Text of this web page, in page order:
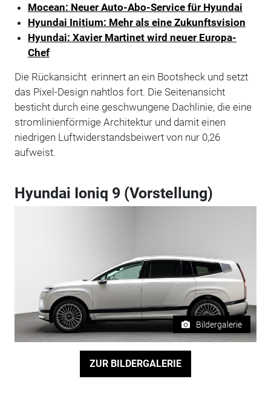
Mocean: Neuer Auto-Abo-Service für Hyundai
Hyundai Initium: Mehr als eine Zukunftsvision
Hyundai: Xavier Martinet wird neuer Europa-
Chef
Die Rückansicht erinnert an ein Bootsheck und setzt
das Pixel-Design nahtlos fort. Die Seitenansicht
besticht durch eine geschwungene Dachlinie, die eine
stromlinienförmige Architektur und damit einen
niedrigen Luftwiderstandsbeiwert von nur 0,26
aufweist.
Hyundai Ioniq 9 (Vorstellung)
Bildergalerie
ZUR BILDERGALERIE